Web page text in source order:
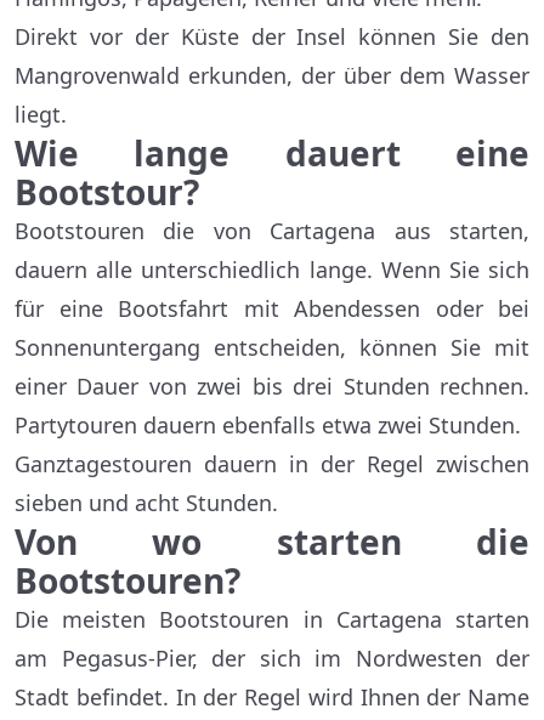
Direkt vor der Küste der Insel können Sie den
Mangrovenwald erkunden, der über dem Wasser
liegt.
Wie lange dauert eine
Bootstour?
Bootstouren die von Cartagena aus starten,
dauern alle unterschiedlich lange. Wenn Sie sich
für eine Bootsfahrt mit Abendessen oder bei
Sonnenuntergang entscheiden, können Sie mit
einer Dauer von zwei bis drei Stunden rechnen.
Partytouren dauern ebenfalls etwa zwei Stunden.
Ganztagestouren dauern in der Regel zwischen
sieben und acht Stunden.
Von wo starten die
Bootstouren?
Die meisten Bootstouren in Cartagena starten
am Pegasus-Pier, der sich im Nordwesten der
Stadt befindet. In der Regel wird Ihnen der Name